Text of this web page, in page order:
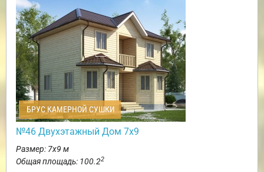
БРУС КАМЕРНОЙ СУШКИ
№46 Двухэтажный Дом 7х9
Размер: 7х9 м
Общая площадь: 100.22